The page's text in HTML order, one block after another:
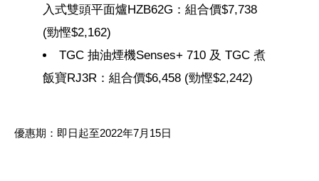
入式雙頭平面爐HZB62G：組合價$7,738
(勁慳$2,162)
TGC 抽油煙機Senses+ 710 及 TGC 煮
飯寶RJ3R：組合價$6,458 (勁慳$2,242)
優惠期：即日起至2022年7月15日